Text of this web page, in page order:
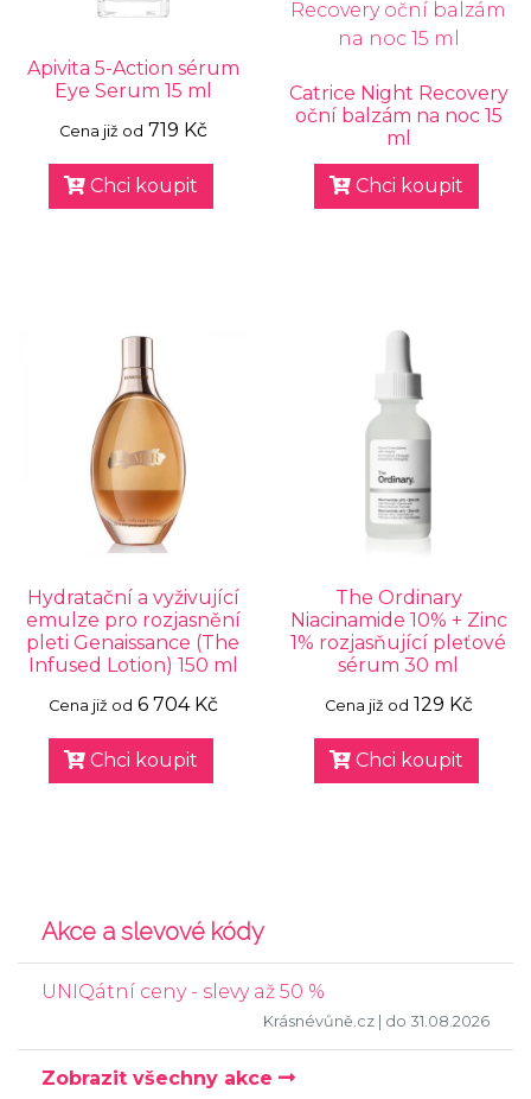
Apivita 5-Action sérum
Eye Serum 15 ml
Cena již od 719 Kč
Chci koupit
Catrice Night Recovery
oční balzám na noc 15
ml
Chci koupit
Hydratační a vyživující
emulze pro rozjasnění
pleti Genaissance (The
Infused Lotion) 150 ml
Cena již od 6 704 Kč
Chci koupit
The Ordinary
Niacinamide 10% + Zinc
1% rozjasňující pleťové
sérum 30 ml
Cena již od 129 Kč
Chci koupit
Akce a slevové kódy
UNIQátní ceny - slevy až 50 %
Krásnévůně.cz | do 31.08.2026
Zobrazit všechny akce